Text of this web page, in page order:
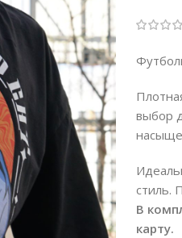
выбор
стиль.
В
карту.